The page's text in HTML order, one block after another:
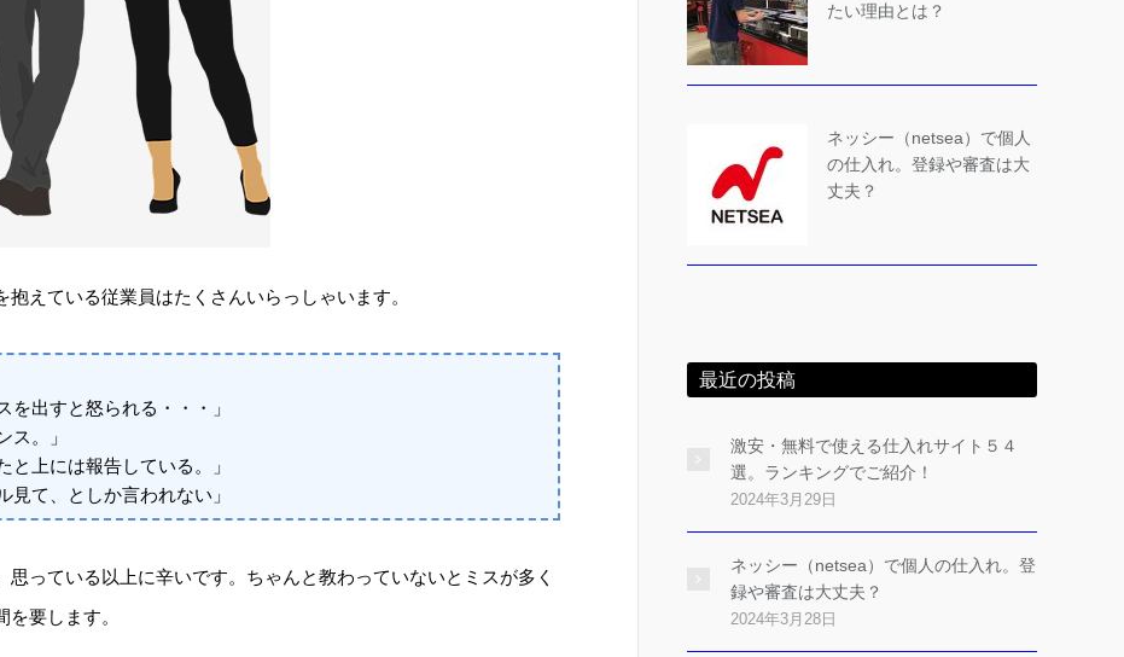
えている従業員はたくさんいらっしゃいます。
を出すと怒られる・・・」
ス。」
と上には報告している。」
見て、としか言われない」
っている以上に辛いです。ちゃんと教わっていないとミスが多く
要します。
たい理由とは？
ネッシー（netsea）で個人
の仕入れ。登録や審査は大
丈夫？
最近の投稿
激安・無料で使える仕入れサイト５４
選。ランキングでご紹介！
2024年3月29日
ネッシー（netsea）で個人の仕入れ。登
録や審査は大丈夫？
2024年3月28日